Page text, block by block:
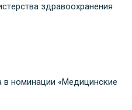
здравоохранения
в номинации «Медицинские